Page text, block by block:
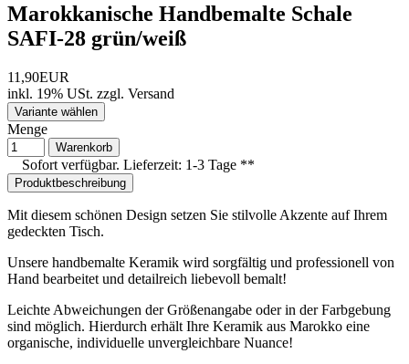
Marokkanische Handbemalte Schale
SAFI-28 grün/weiß
11,90EUR
inkl. 19% USt. zzgl. Versand
Variante wählen
Menge
Warenkorb
Sofort verfügbar. Lieferzeit: 1-3 Tage **
Produktbeschreibung
Mit diesem schönen Design setzen Sie stilvolle Akzente auf Ihrem
gedeckten Tisch.
Unsere handbemalte Keramik wird sorgfältig und professionell von
Hand bearbeitet und detailreich liebevoll bemalt!
Leichte Abweichungen der Größenangabe oder in der Farbgebung
sind möglich. Hierdurch erhält Ihre Keramik aus Marokko eine
organische, individuelle unvergleichbare Nuance!